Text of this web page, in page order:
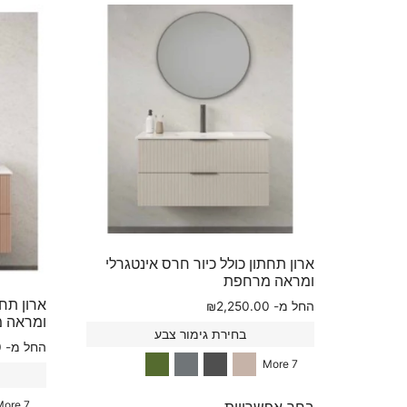
ארון תחתון כולל כיור חרס אינטגרלי
ומראה מרחפת
החל מ- ₪2,250.00
בחירת גימור צבע
7 More
ארון
החל מ-